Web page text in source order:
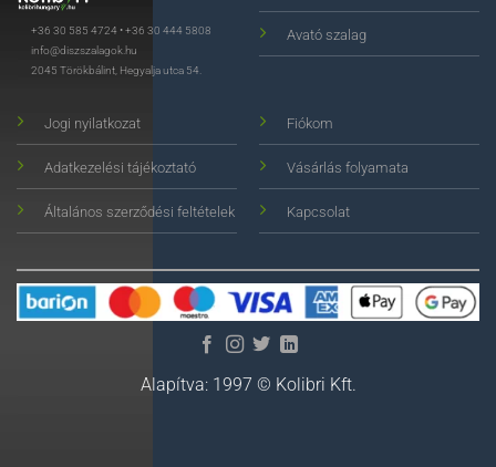
+36 30 585 4724•+36 30 444 5808
info@diszszalagok.hu
2045 Törökbálint, Hegyalja utca 54.
Avató szalag
Jogi nyilatkozat
Adatkezelési tájékoztató
Általános szerződési feltételek
Fiókom
Vásárlás folyamata
Kapcsolat
Alapítva: 1997 © Kolibri Kft.